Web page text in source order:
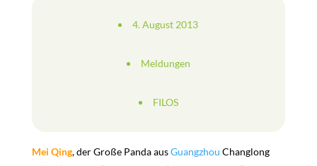
4. August 2013
Meldungen
FILOS
Mei Qing, der Große Panda ausGuangzhou Changlong